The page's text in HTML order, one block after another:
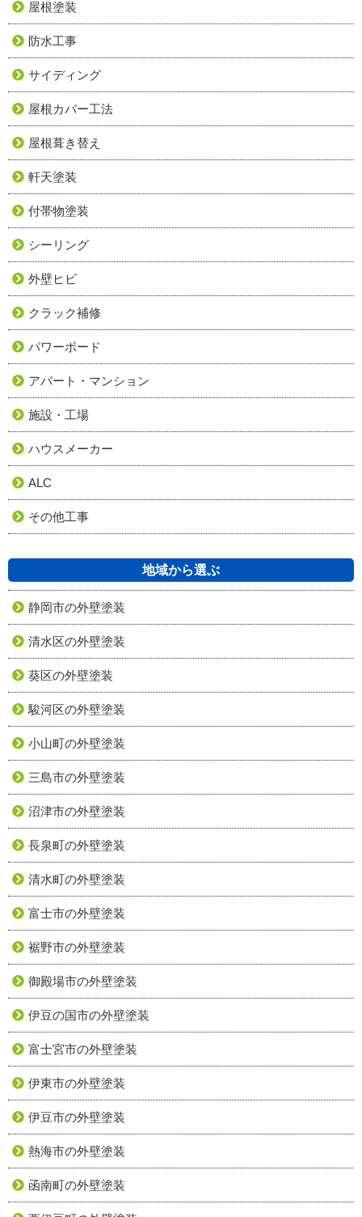
屋根塗装
防水工事
サイディング
屋根カバー工法
屋根葺き替え
軒天塗装
付帯物塗装
シーリング
外壁ヒビ
クラック補修
パワーボード
アパート・マンション
施設・工場
ハウスメーカー
ALC
その他工事
地域から選ぶ
静岡市の外壁塗装
清水区の外壁塗装
葵区の外壁塗装
駿河区の外壁塗装
小山町の外壁塗装
三島市の外壁塗装
沼津市の外壁塗装
長泉町の外壁塗装
清水町の外壁塗装
富士市の外壁塗装
裾野市の外壁塗装
御殿場市の外壁塗装
伊豆の国市の外壁塗装
富士宮市の外壁塗装
伊東市の外壁塗装
伊豆市の外壁塗装
熱海市の外壁塗装
函南町の外壁塗装